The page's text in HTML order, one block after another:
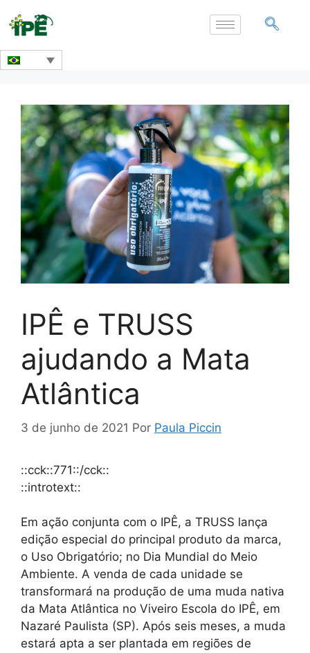
IPÊ e TRUSS
ajudando a Mata
Atlântica
3 de junho de 2021 Por Paula Piccin
::cck::771::/cck::
::introtext::
Em ação conjunta com o IPÊ, a TRUSS lança
edição especial do principal produto da marca,
o Uso Obrigatório; no Dia Mundial do Meio
Ambiente. A venda de cada unidade se
transformará na produção de uma muda nativa
da Mata Atlântica no Viveiro Escola do IPÊ, em
Nazaré Paulista (SP). Após seis meses, a muda
estará apta a ser plantada em regiões de